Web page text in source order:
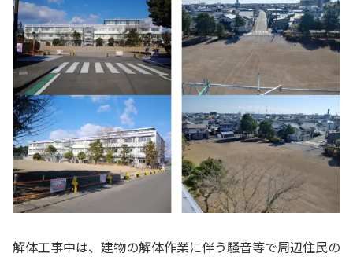
解体工事中は、建物の解体作業に伴う騒音等で周辺住民の